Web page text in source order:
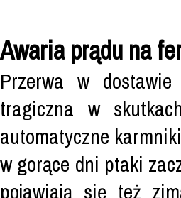
Awaria prądu na
Przerwa w
tragiczna w
automatyczne
w gorące dni ptaki
pojawiają się też